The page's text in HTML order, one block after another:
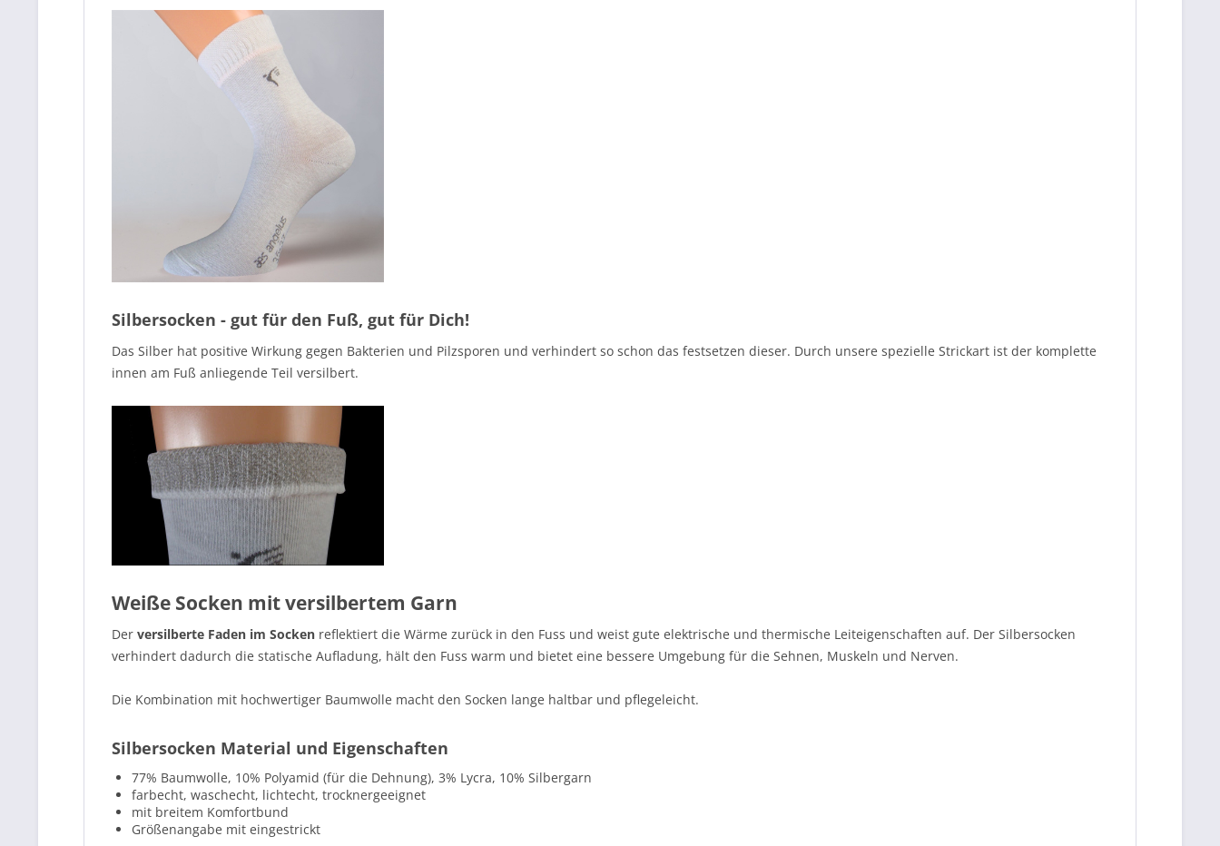
Silbersocken - gut für den Fuß, gut für Dich!
Das Silber hat positive Wirkung gegen Bakterien und Pilzsporen und verhindert so schon das festsetzen dieser. Durch unsere spezielle Strickart ist der komplette
innen am Fuß anliegende Teil versilbert.
Weiße Socken mit versilbertem Garn
Der versilberte Faden im Socken reflektiert die Wärme zurück in den Fuss und weist gute elektrische und thermische Leiteigenschaften auf. Der Silbersocken
verhindert dadurch die statische Aufladung, hält den Fuss warm und bietet eine bessere Umgebung für die Sehnen, Muskeln und Nerven.
Die Kombination mit hochwertiger Baumwolle macht den Socken lange haltbar und pflegeleicht.
Silbersocken Material und Eigenschaften
77% Baumwolle, 10% Polyamid (für die Dehnung), 3% Lycra, 10% Silbergarn
farbecht, waschecht, lichtecht, trocknergeeignet
mit breitem Komfortbund
Größenangabe mit eingestrickt